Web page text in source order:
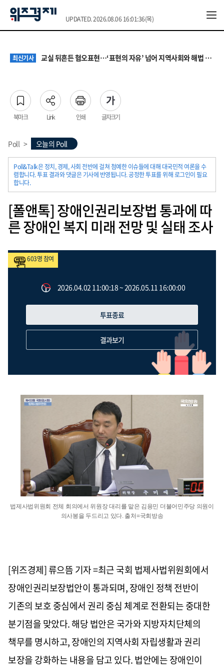
UPDATED. 2026.08.06 16:01:36(목)
최신기사 교실 뒤흔든 혐오표현…‘표현의 자유’ 넘어 지역사회와 해법 모색
최신기사 대기업 노조 '영업이익 성과급' 요구에 전문가들 "최종 이익·투자 여력 반영해야"
최신기사 서울 집값 다시 0.26% 상승…전세도 수도권 중심으로 압박 커져
북마크 Link 인쇄 글자크기
Poll > 오늘의 Poll
Poll&Talk은 정치, 경제, 사회 전반에 걸쳐 첨예한 이슈들에 대해 대국민적 여론을 수
렴합니다. 투표 결과와 댓글은 기사에 반영됩니다. 공정한 투표를 위해 로그인이 필요
합니다.
[폴앤톡] 장애인권리보장법 통과에 따
른 장애인 복지 미래 전망 및 실태 조사
603명 참여
2026.04.02 11:00:18 ~ 2026.05.11 16:00:00
투표종료
결과보기
법제사법위원회 전체 회의에서 위원장 대리를 맡은 김용민 더불어민주당 의원이
의사봉을 두드리고 있다. 출처=국회방송
[위즈경제] 류으뜸 기자 =최근 국회 법제사법위원회에서
장애인권리보장법안이 통과되며, 장애인 정책 전반이
기존의 보호 중심에서 권리 중심 체계로 전환되는 중대한
분기점을 맞았다. 해당 법안은 국가와 지방자치단체의
책무를 명시하고, 장애인의 지역사회 자립생활과 권리
보장을 강화하는 내용을 담고 있다. 법안에는 장애인이